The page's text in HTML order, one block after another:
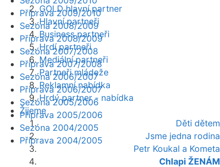
GOLD hlavní partner
Hlavní partneři
Business partneři
Hrdí partneři
Mediální partneři
Partneři mládeže
Reklamní nabídka
Hrdý partner - nabídka
Žijeme
Děti dětem
Jsme jedna rodina
Petr Koukal a Kometa
Chlapi ŽENÁM
Příprava 2009/2010
Sezóna 2008/2009
Příprava 2008/2009
Sezóna 2007/2008
Příprava 2007/2008
Sezóna 2006/2007
Příprava 2006/2007
Sezóna 2005/2006
Příprava 2005/2006
Sezóna 2004/2005
Příprava 2004/2005